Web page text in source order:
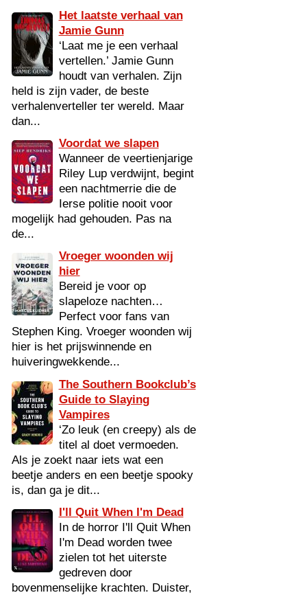
Het laatste verhaal van
Jamie Gunn
‘Laat me je een verhaal
vertellen.’ Jamie Gunn
houdt van verhalen. Zijn
held is zijn vader, de beste
verhalenverteller ter wereld. Maar
dan...
Voordat we slapen
Wanneer de veertienjarige
Riley Lup verdwijnt, begint
een nachtmerrie die de
Ierse politie nooit voor
mogelijk had gehouden. Pas na
de...
Vroeger woonden wij
hier
Bereid je voor op
slapeloze nachten…
Perfect voor fans van
Stephen King. Vroeger woonden wij
hier is het prijswinnende en
huiveringwekkende...
The Southern Bookclub’s
Guide to Slaying
Vampires
‘Zo leuk (en creepy) als de
titel al doet vermoeden.
Als je zoekt naar iets wat een
beetje anders en een beetje spooky
is, dan ga je dit...
I'll Quit When I'm Dead
In de horror I'll Quit When
I'm Dead worden twee
zielen tot het uiterste
gedreven door
bovenmenselijke krachten. Duister,